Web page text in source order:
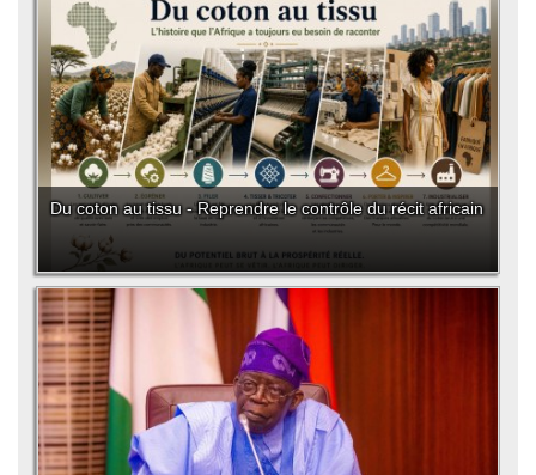
Du coton au tissu - Reprendre le contrôle du récit africain